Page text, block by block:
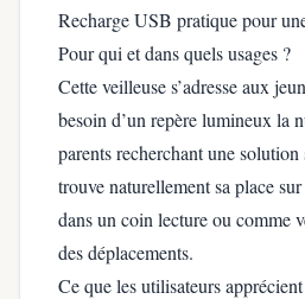
Recharge USB pratique pour
Pour qui et dans quels usages ?
Cette veilleuse s’adresse aux
besoin d’un repère lumineux la
parents recherchant une
trouve naturellement sa place
dans un coin lecture ou comme
des déplacements.
Ce que les utilisateurs